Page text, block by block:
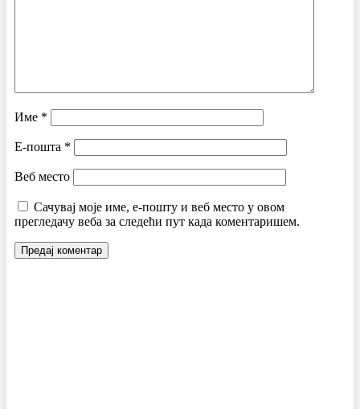
Име *
Е-пошта *
Веб место
Сачувај моје име, е-пошту и веб место у овом
прегледачу веба за следећи пут када коментаришем.